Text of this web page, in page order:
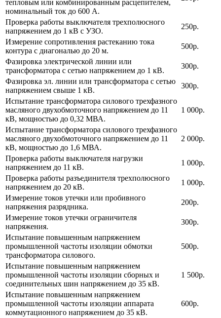
тепловым или комбинированным расцепителем,
номинальный ток до 600 А.
Проверка работы выключателя трехполюсного
напряжением до 1 кВ с УЗО.
250р.
Измерение сопротивления растеканию тока
контура с диагональю до 20 м.
500р.
Фазировка электрической линии или
трансформатора с сетью напряжением до 1 кВ.
300р.
Фазировка эл. линии или трансформатора с сетью
напряжением свыше 1 кВ.
300р.
Испытание трансформатора силового трехфазного
масляного двухобмоточного напряжением до 11
кВ, мощностью до 0,32 МВА.
1 000р.
Испытание трансформатора силового трехфазного
масляного двухобмоточного напряжением до 11
кВ, мощностью до 1,6 МВА.
2 000р.
Проверка работы выключателя нагрузки
напряжением до 11 кВ.
1 000р.
Проверка работы разъединителя трехполюсного
напряжением до 20 кВ.
1 000р.
Измерение токов утечки или пробивного
напряжения разрядника.
200р.
Измерение токов утечки ограничителя
напряжения.
300р.
Испытание повышенным напряжением
промышленной частоты изоляции обмотки
трансформатора силового.
500р.
Испытание повышенным напряжением
промышленной частоты изоляции сборных и
соединительных шин напряжением до 35 кВ.
1 500р.
Испытание повышенным напряжением
промышленной частоты изоляции аппарата
коммутационного напряжением до 35 кВ.
600р.